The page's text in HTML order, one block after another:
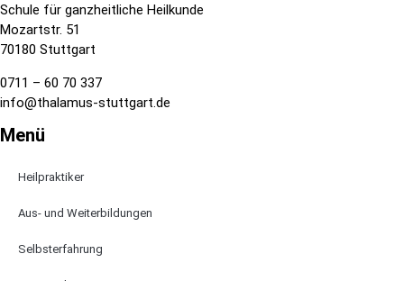
Schule für ganzheitliche Heilkunde
Mozartstr. 51
70180 Stuttgart
0711 – 60 70 337
info@thalamus-stuttgart.de
Menü
Heilpraktiker
Aus- und Weiterbildungen
Selbsterfahrung